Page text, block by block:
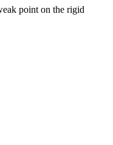
point on the rigid